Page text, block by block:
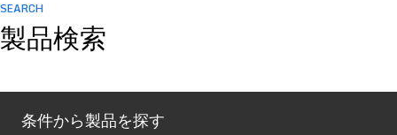
SEARCH
製品検索
条件から製品を探す